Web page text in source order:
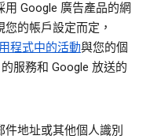
Google 廣告產品的網
的帳戶設定而定，
程式中的活動與您的個
服務和 Google 放送的
地址或其他個人識別